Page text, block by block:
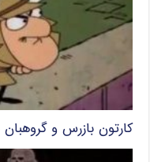
کارتون بازرس و